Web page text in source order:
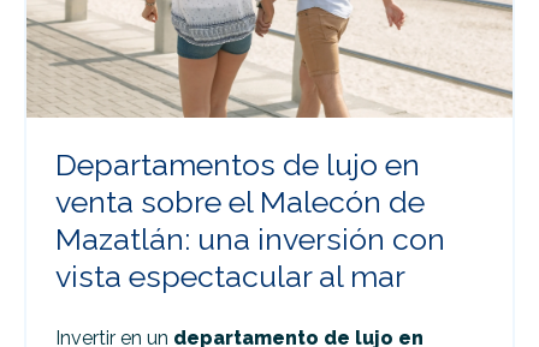
Departamentos de lujo en
venta sobre el Malecón de
Mazatlán: una inversión con
vista espectacular al mar
Invertir en un departamento de lujo en